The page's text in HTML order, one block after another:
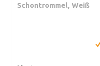
Schontrommel, Weiß